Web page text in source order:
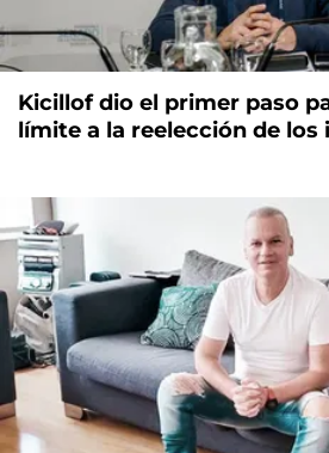
Kicillof dio el primer paso
límite a la reelección de los